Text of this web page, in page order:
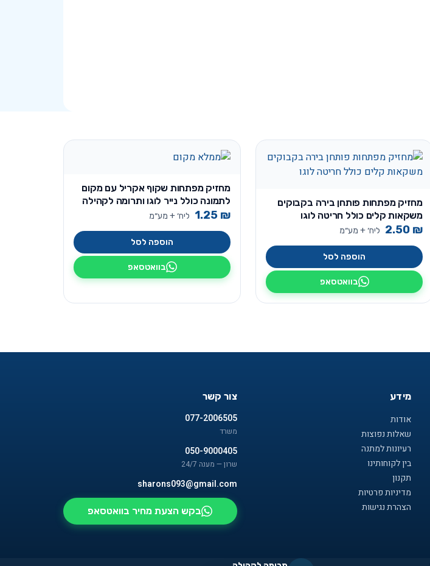
מחזיק מפתחות פותחן בירה בקבוקים
משקאות קלים כולל חריטה לוגו
2.50 ₪ ליח׳ + מע״מ
הוספה לסל
בוואטסאפ
מחזיק מפתחות שקוף אקריל עם מקום
לתמונה כולל נייר לוגו ותרומה לקהילה
1.25 ₪ ליח׳ + מע״מ
הוספה לסל
בוואטסאפ
מידע
אודות
שאלות נפוצות
רעיונות למתנה
בין לקוחותינו
תקנון
מדיניות פרטיות
הצהרת נגישות
צור קשר
077-2006505
משרד
050-9000405
שרון — מענה 24/7
sharons093@gmail.com
בקש הצעת מחיר בוואטסאפ